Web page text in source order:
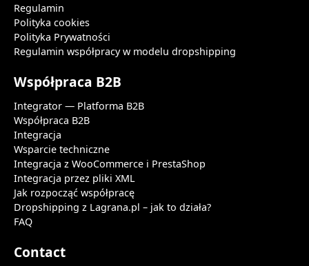
Regulamin
Polityka cookies
Polityka Prywatności
Regulamin współpracy w modelu dropshipping
Współpraca B2B
Integrator — Platforma B2B
Współpraca B2B
Integracja
Wsparcie techniczne
Integracja z WooCommerce i PrestaShop
Integracja przez pliki XML
Jak rozpocząć współpracę
Dropshipping z Lagrana.pl – jak to działa?
FAQ
Contact